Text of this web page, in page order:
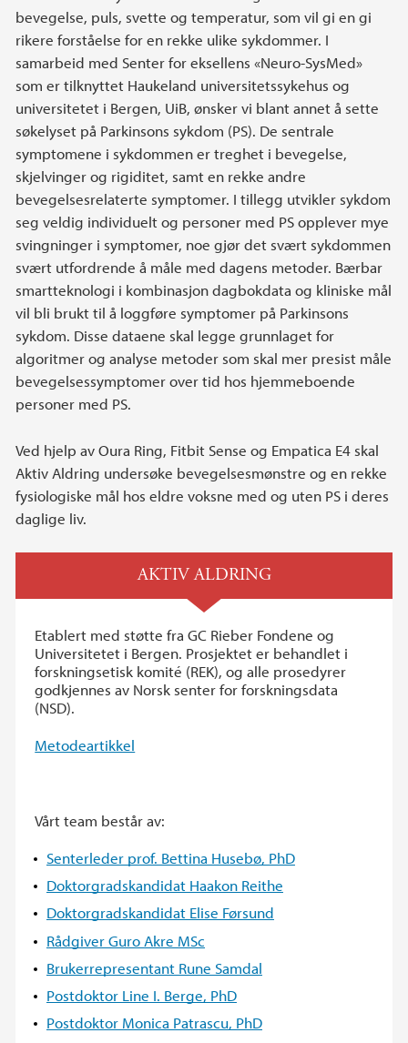
bevegelse, puls, svette og temperatur, som vil gi en gi
rikere forståelse for en rekke ulike sykdommer. I
samarbeid med Senter for eksellens «Neuro-SysMed»
som er tilknyttet Haukeland universitetssykehus og
universitetet i Bergen, UiB, ønsker vi blant annet å sette
søkelyset på Parkinsons sykdom (PS). De sentrale
symptomene i sykdommen er treghet i bevegelse,
skjelvinger og rigiditet, samt en rekke andre
bevegelsesrelaterte symptomer. I tillegg utvikler sykdom
seg veldig individuelt og personer med PS opplever mye
svingninger i symptomer, noe gjør det svært sykdommen
svært utfordrende å måle med dagens metoder. Bærbar
smartteknologi i kombinasjon dagbokdata og kliniske mål
vil bli brukt til å loggføre symptomer på Parkinsons
sykdom. Disse dataene skal legge grunnlaget for
algoritmer og analyse metoder som skal mer presist måle
bevegelsessymptomer over tid hos hjemmeboende
personer med PS.
Ved hjelp av Oura Ring, Fitbit Sense og Empatica E4 skal
Aktiv Aldring undersøke bevegelsesmønstre og en rekke
fysiologiske mål hos eldre voksne med og uten PS i deres
daglige liv.
AKTIV ALDRING
Etablert med støtte fra GC Rieber Fondene og
Universitetet i Bergen. Prosjektet er behandlet i
forskningsetisk komité (REK), og alle prosedyrer
godkjennes av Norsk senter for forskningsdata
(NSD).
Metodeartikkel
Vårt team består av:
Senterleder prof. Bettina Husebø, PhD
Doktorgradskandidat Haakon Reithe
Doktorgradskandidat Elise Førsund
Rådgiver Guro Akre MSc
Brukerrepresentant Rune Samdal
Postdoktor Line I. Berge, PhD
Postdoktor Monica Patrascu, PhD